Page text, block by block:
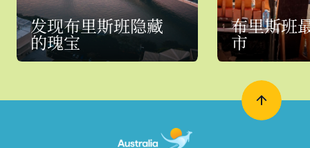
发现布里斯班隐藏
的瑰宝
布里斯班
市